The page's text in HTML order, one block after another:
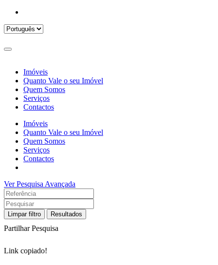
Imóveis
Quanto Vale o seu Imóvel
Quem Somos
Serviços
Contactos
Imóveis
Quanto Vale o seu Imóvel
Quem Somos
Serviços
Contactos
Ver Pesquisa Avançada
Limpar filtro Resultados
Partilhar Pesquisa
Link copiado!